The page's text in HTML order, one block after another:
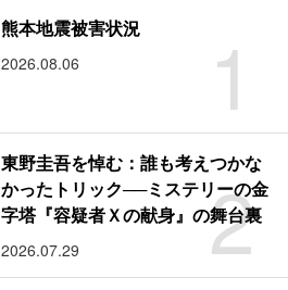
1
熊本地震被害状況
2026.08.06
2
東野圭吾を悼む：誰も考えつかな
かったトリック──ミステリーの金
字塔『容疑者Ｘの献身』の舞台裏
2026.07.29